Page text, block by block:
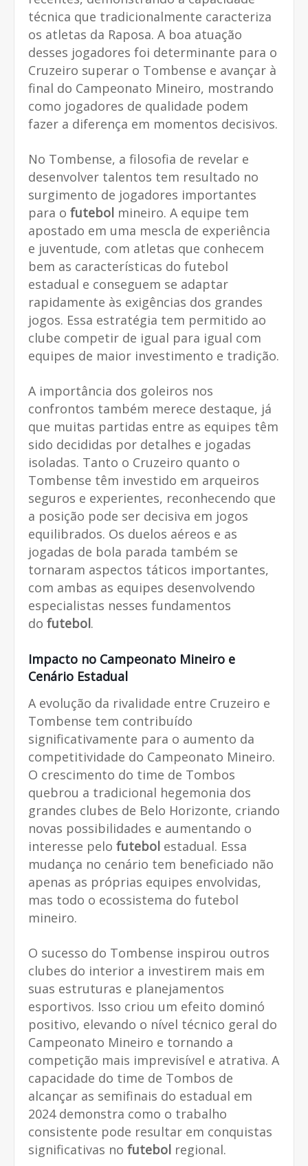
técnica que tradicionalmente caracteriza
os atletas da Raposa. A boa atuação
desses jogadores foi determinante para o
Cruzeiro superar o Tombense e avançar à
final do Campeonato Mineiro, mostrando
como jogadores de qualidade podem
fazer a diferença em momentos decisivos.
No Tombense, a filosofia de revelar e
desenvolver talentos tem resultado no
surgimento de jogadores importantes
para o futebol mineiro. A equipe tem
apostado em uma mescla de experiência
e juventude, com atletas que conhecem
bem as características do futebol
estadual e conseguem se adaptar
rapidamente às exigências dos grandes
jogos. Essa estratégia tem permitido ao
clube competir de igual para igual com
equipes de maior investimento e tradição.
A importância dos goleiros nos
confrontos também merece destaque, já
que muitas partidas entre as equipes têm
sido decididas por detalhes e jogadas
isoladas. Tanto o Cruzeiro quanto o
Tombense têm investido em arqueiros
seguros e experientes, reconhecendo que
a posição pode ser decisiva em jogos
equilibrados. Os duelos aéreos e as
jogadas de bola parada também se
tornaram aspectos táticos importantes,
com ambas as equipes desenvolvendo
especialistas nesses fundamentos
do futebol.
Impacto no Campeonato Mineiro e
Cenário Estadual
A evolução da rivalidade entre Cruzeiro e
Tombense tem contribuído
significativamente para o aumento da
competitividade do Campeonato Mineiro.
O crescimento do time de Tombos
quebrou a tradicional hegemonia dos
grandes clubes de Belo Horizonte, criando
novas possibilidades e aumentando o
interesse pelo futebol estadual. Essa
mudança no cenário tem beneficiado não
apenas as próprias equipes envolvidas,
mas todo o ecossistema do futebol
mineiro.
O sucesso do Tombense inspirou outros
clubes do interior a investirem mais em
suas estruturas e planejamentos
esportivos. Isso criou um efeito dominó
positivo, elevando o nível técnico geral do
Campeonato Mineiro e tornando a
competição mais imprevisível e atrativa. A
capacidade do time de Tombos de
alcançar as semifinais do estadual em
2024 demonstra como o trabalho
consistente pode resultar em conquistas
significativas no futebol regional.